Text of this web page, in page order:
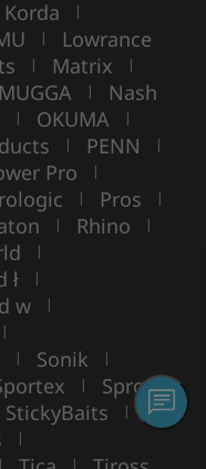
Korda |
| Lowrance
| Matrix |
MUGGA | Nash
| OKUMA |
| PENN |
Pro |
| Pros |
| Rhino |
|
ł |
w |
|
| Sonik |
| Spro |
StickyBaits |
|
| |